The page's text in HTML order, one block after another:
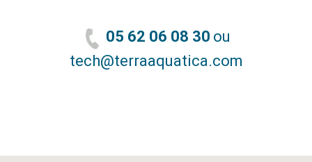
05 62 06 08 30 ou
tech@terraaquatica.com